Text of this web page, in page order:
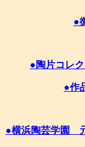
●
●陶片コレ
●作
●横浜陶芸学園